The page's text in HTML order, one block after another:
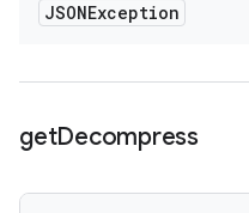
JSONException
getDecompress